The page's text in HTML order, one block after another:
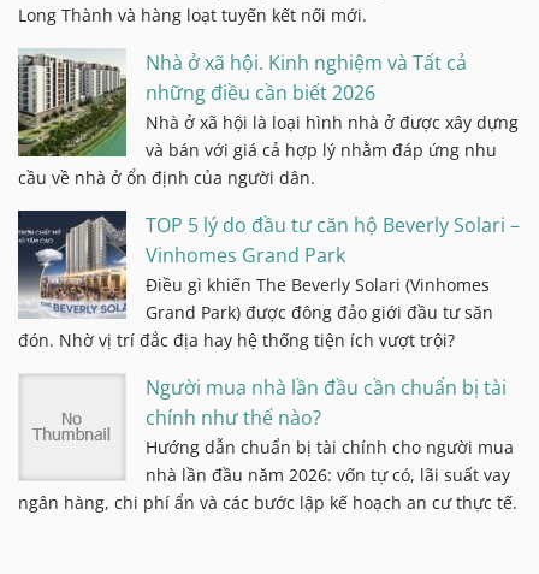
Long Thành và hàng loạt tuyến kết nối mới.
Nhà ở xã hội. Kinh nghiệm và Tất cả
những điều cần biết 2026
Nhà ở xã hội là loại hình nhà ở được xây dựng
và bán với giá cả hợp lý nhằm đáp ứng nhu
cầu về nhà ở ổn định của người dân.
TOP 5 lý do đầu tư căn hộ Beverly Solari –
Vinhomes Grand Park
Điều gì khiến The Beverly Solari (Vinhomes
Grand Park) được đông đảo giới đầu tư săn
đón. Nhờ vị trí đắc địa hay hệ thống tiện ích vượt trội?
Người mua nhà lần đầu cần chuẩn bị tài
chính như thế nào?
Hướng dẫn chuẩn bị tài chính cho người mua
nhà lần đầu năm 2026: vốn tự có, lãi suất vay
ngân hàng, chi phí ẩn và các bước lập kế hoạch an cư thực tế.